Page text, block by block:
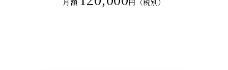
月額 円（税別）